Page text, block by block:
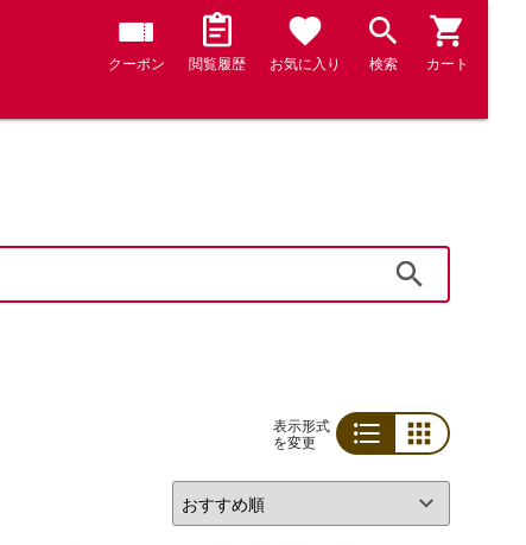
クーポン 閲覧履歴 お気に入り 検索 カート
表示形式
を変更